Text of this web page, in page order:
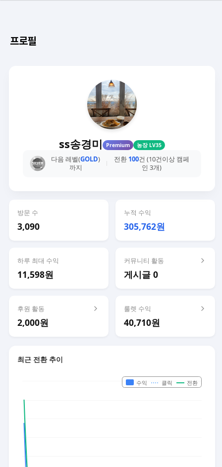
프로필
ss송경미 Premium 농장 LV35
다음 레벨(GOLD)
까지
전환 100건 (10건이상 캠페
인 3개)
방문 수
3,090
누적 수익
305,762원
하루 최대 수익
11,598원
커뮤니티 활동
게시글 0
후원 활동
2,000원
룰렛 수익
40,710원
최근 전환 추이